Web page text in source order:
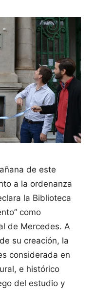
de este
a la ordenanza
la Biblioteca
como
de Mercedes. A
su creación, la
considerada en
e histórico
del estudio y